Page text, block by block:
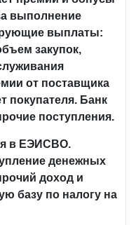
выполнение
выплаты:
закупок,
от поставщика
покупателя. Банк
поступления.
в ЕЭИСВО.
денежных
доход и
базу по налогу на